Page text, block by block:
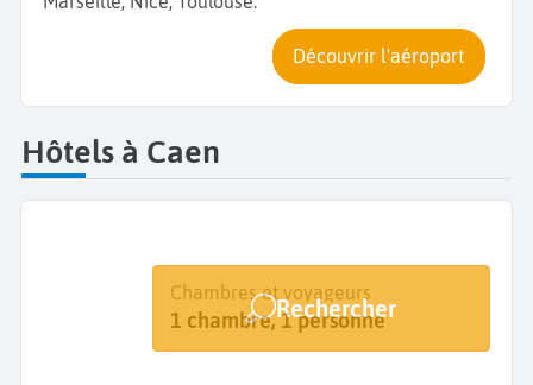
Découvrir l'aéroport
Hôtels à Caen
Destination
Caen
Dates
Dates de votre séjour
Chambres et voyageurs
1 chambre, 1 personne
Rechercher